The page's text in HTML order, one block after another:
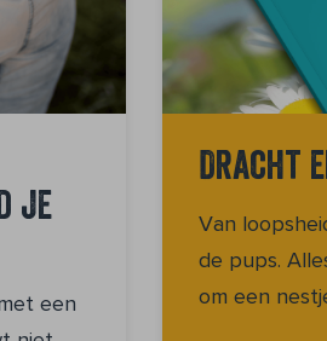
je
een
Dracht
Van
de pups.
om een